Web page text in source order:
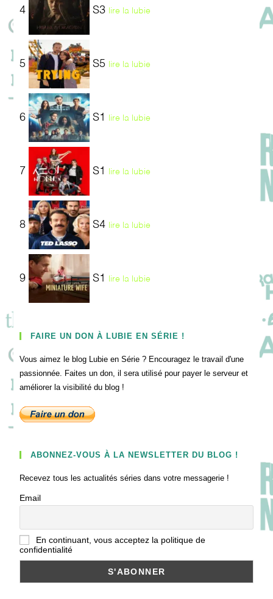
4 S3 lire la lubie
5 S5 lire la lubie
6 S1 lire la lubie
7 S1 lire la lubie
8 S4 lire la lubie
9 S1 lire la lubie
FAIRE UN DON À LUBIE EN SÉRIE !
Vous aimez le blog Lubie en Série ? Encouragez le travail d'une
passionnée. Faites un don, il sera utilisé pour payer le serveur et
améliorer la visibilité du blog !
ABONNEZ-VOUS À LA NEWSLETTER DU BLOG !
Recevez tous les actualités séries dans votre messagerie !
Email
En continuant, vous acceptez la politique de
confidentialité